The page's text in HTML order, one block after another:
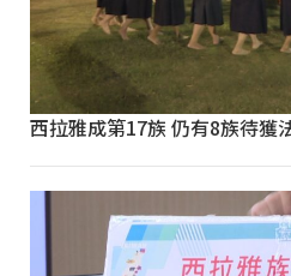
西拉雅成第17族 仍有8族待獲